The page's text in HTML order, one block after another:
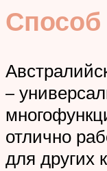
–
отлично
для других